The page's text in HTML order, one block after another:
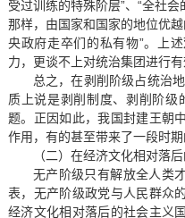
受过训练的特殊阶层”、“全社
那样，由国家和国家的地位优
央政府走卒们的私有物”。上
力，更谈不上对统治集团进行有
总之，在剥削阶级占统治
质上说是剥削制度、剥削阶级
题。正因如此，我国封建王朝
作用，有的甚至带来了一段时
（二）在经济文化相对落
无产阶级只有解放全人类
表，无产阶级政党与人民群众
经济文化相对落后的社会主义